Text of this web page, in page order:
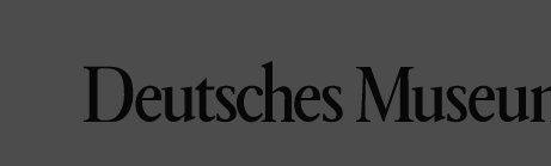
Seiteninhalt
springen